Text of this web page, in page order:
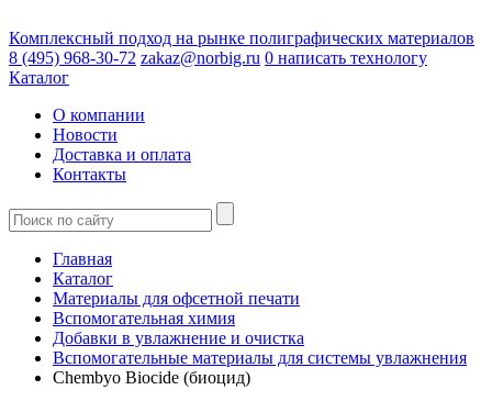
Комплексный подход на рынке полиграфических материалов
8 (495) 968-30-72 zakaz@norbig.ru 0 написать технологу
Каталог
О компании
Новости
Доставка и оплата
Контакты
Главная
Каталог
Материалы для офсетной печати
Вспомогательная химия
Добавки в увлажнение и очистка
Вспомогательные материалы для системы увлажнения
Chembyo Biocide (биоцид)